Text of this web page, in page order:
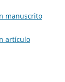
manuscrito
artículo